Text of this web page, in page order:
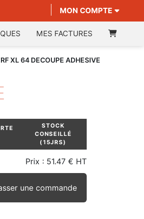
MON COMPTE
MES FACTURES
XL 64 DECOUPE ADHESIVE
STOCK
CONSEILLÉ
(15JRS)
Prix : 51.47 € HT
une commande